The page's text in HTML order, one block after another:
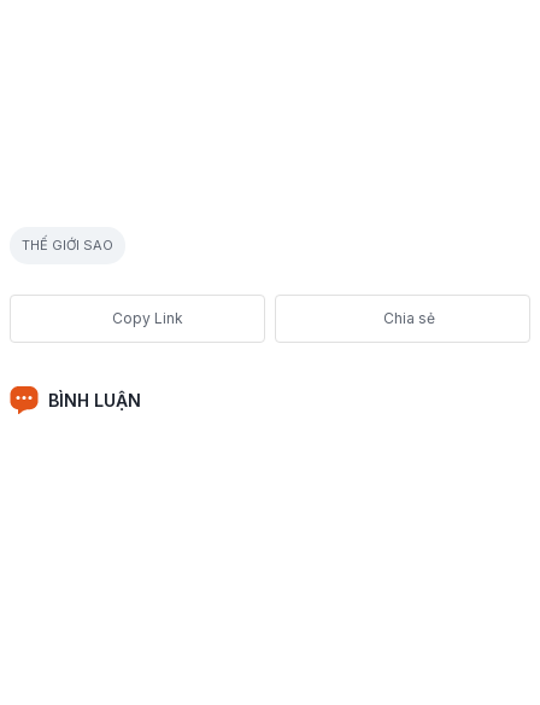
THẾ GIỚI SAO
Chia sẻ
BÌNH LUẬN